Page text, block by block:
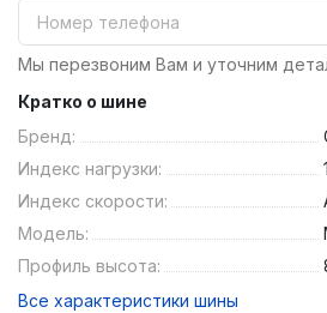
Мы перезвоним Вам и уточним
Кратко о шине
Бренд:
Индекс нагрузки:
Индекс скорости:
Модель:
Профиль высота:
Все характеристики шины